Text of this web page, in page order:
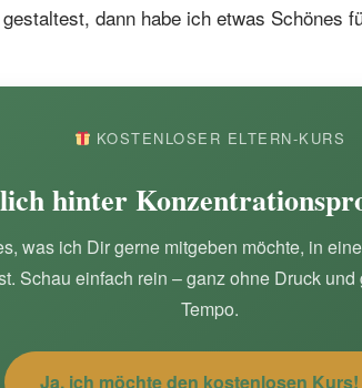
dann habe ich etwas Schönes
KOSTENLOSER ELTERN-KURS
hinter
was ich Dir gerne mitgeben möchte, in
Schau einfach rein – ganz ohne Druck
Tempo.
Ja, ich möchte den kostenlosen